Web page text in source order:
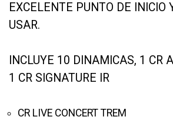
EXCELENTE PUNTO DE INICIO
USAR.
INCLUYE 10 DINAMICAS, 1 CR
1 CR SIGNATURE IR
CR LIVE CONCERT TREM